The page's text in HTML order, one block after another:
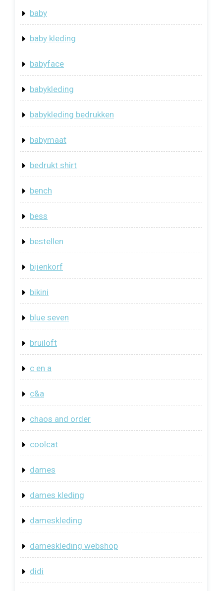
baby
baby kleding
babyface
babykleding
babykleding bedrukken
babymaat
bedrukt shirt
bench
bess
bestellen
bijenkorf
bikini
blue seven
bruiloft
c en a
c&a
chaos and order
coolcat
dames
dames kleding
dameskleding
dameskleding webshop
didi